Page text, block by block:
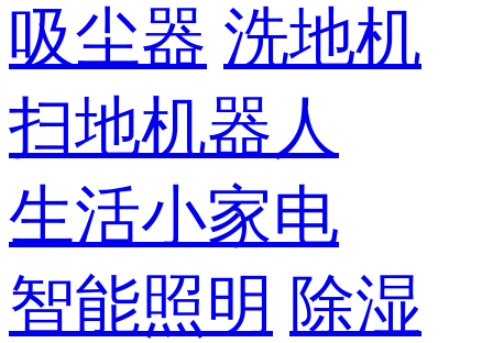
吸尘器 洗地机
扫地机器人
生活小家电
智能照明 除湿